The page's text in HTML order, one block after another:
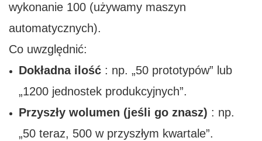
wykonanie 100 (używamy maszyn
automatycznych).
Co uwzględnić:
Dokładna ilość: np. „50 prototypów” lub
„1200 jednostek produkcyjnych”.
Przyszły wolumen (jeśli go znasz) : np.
„50 teraz, 500 w przyszłym kwartale”.